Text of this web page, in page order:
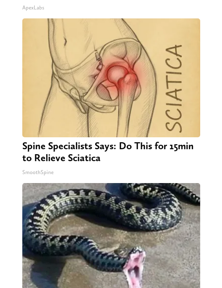
ApexLabs
Spine Specialists Says: Do This for 15min
to Relieve Sciatica
SmoothSpine